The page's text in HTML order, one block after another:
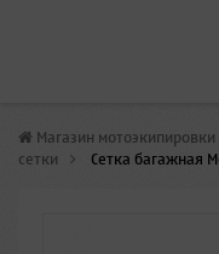
Магазин мотоэкипировки
сетки > Сетка багажная